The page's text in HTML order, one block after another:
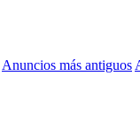
Anuncios más antiguos